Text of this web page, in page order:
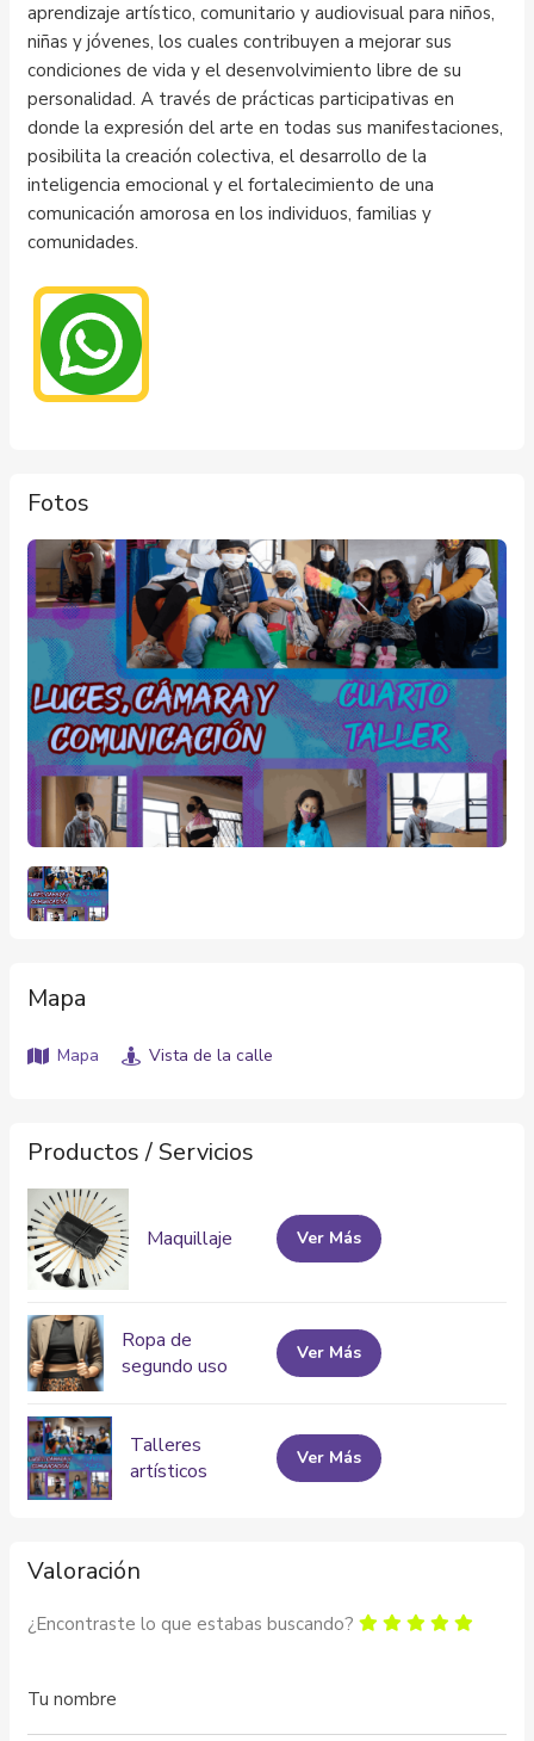
aprendizaje artístico, comunitario y audiovisual para niños,
niñas y jóvenes, los cuales contribuyen a mejorar sus
condiciones de vida y el desenvolvimiento libre de su
personalidad. A través de prácticas participativas en
donde la expresión del arte en todas sus manifestaciones,
posibilita la creación colectiva, el desarrollo de la
inteligencia emocional y el fortalecimiento de una
comunicación amorosa en los individuos, familias y
comunidades.
Fotos
Mapa
Mapa Vista de la calle
Productos / Servicios
Maquillaje Ver Más
Ropa de
segundo uso
Ver Más
Talleres
artísticos
Ver Más
Valoración
¿Encontraste lo que estabas buscando?